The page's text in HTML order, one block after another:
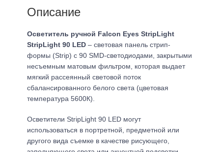
Описание
Осветитель ручной Falcon Eyes StripLight
StripLight 90 LED – световая панель стрип-
формы (Strip) с 90 SMD-светодиодами, закрытыми
несъемным матовым фильтром, которая выдает
мягкий рассеянный световой поток
сбалансированного белого света (цветовая
температура 5600К).
Осветители StripLight 90 LED могут
использоваться в портретной, предметной или
другого вида съемке в качестве рисующего,